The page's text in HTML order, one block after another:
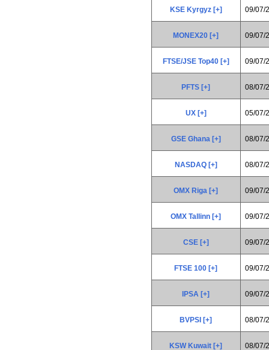
KSE Kyrgyz [+] 09/07/
MONEX20 [+] 09/07/
FTSE/JSE Top40 [+] 09/07/
PFTS [+] 08/07/
UX [+] 05/07/
GSE Ghana [+] 08/07/
NASDAQ [+] 08/07/
OMX Riga [+] 09/07/
OMX Tallinn [+] 09/07/
CSE [+] 09/07/
FTSE 100 [+] 09/07/
IPSA [+] 09/07/
BVPSI [+] 08/07/
KSW Kuwait [+] 08/07/